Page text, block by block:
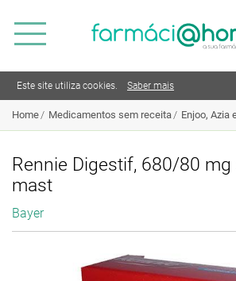
Este site utiliza cookies. Saber mais
Home Medicamentos sem receita Enjoo, Azia
Rennie Digestif, 680/80
mast
Bayer